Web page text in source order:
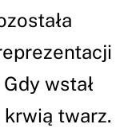
wstał
krwią twarz.